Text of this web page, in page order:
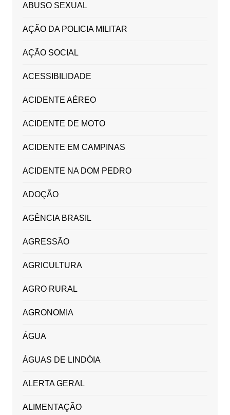
ABUSO SEXUAL
AÇÃO DA POLICIA MILITAR
AÇÃO SOCIAL
ACESSIBILIDADE
ACIDENTE AÉREO
ACIDENTE DE MOTO
ACIDENTE EM CAMPINAS
ACIDENTE NA DOM PEDRO
ADOÇÃO
AGÊNCIA BRASIL
AGRESSÃO
AGRICULTURA
AGRO RURAL
AGRONOMIA
ÁGUA
ÁGUAS DE LINDÓIA
ALERTA GERAL
ALIMENTAÇÃO